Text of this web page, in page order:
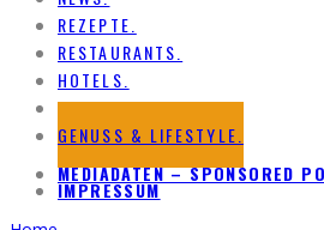
REZEPTE.
RESTAURANTS.
HOTELS.
REISE.
GENUSS & LIFESTYLE.
MEDIADATEN – SPONSORED
IMPRESSUM